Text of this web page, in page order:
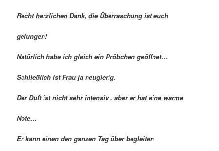
Recht herzlichen Dank, die Überraschung ist euch
gelungen!
Natürlich habe ich gleich ein Pröbchen geöffnet…
Schließlich ist Frau ja neugierig.
Der Duft ist nicht sehr intensiv , aber er hat eine warme
Note…
Er kann einen den ganzen Tag über begleiten